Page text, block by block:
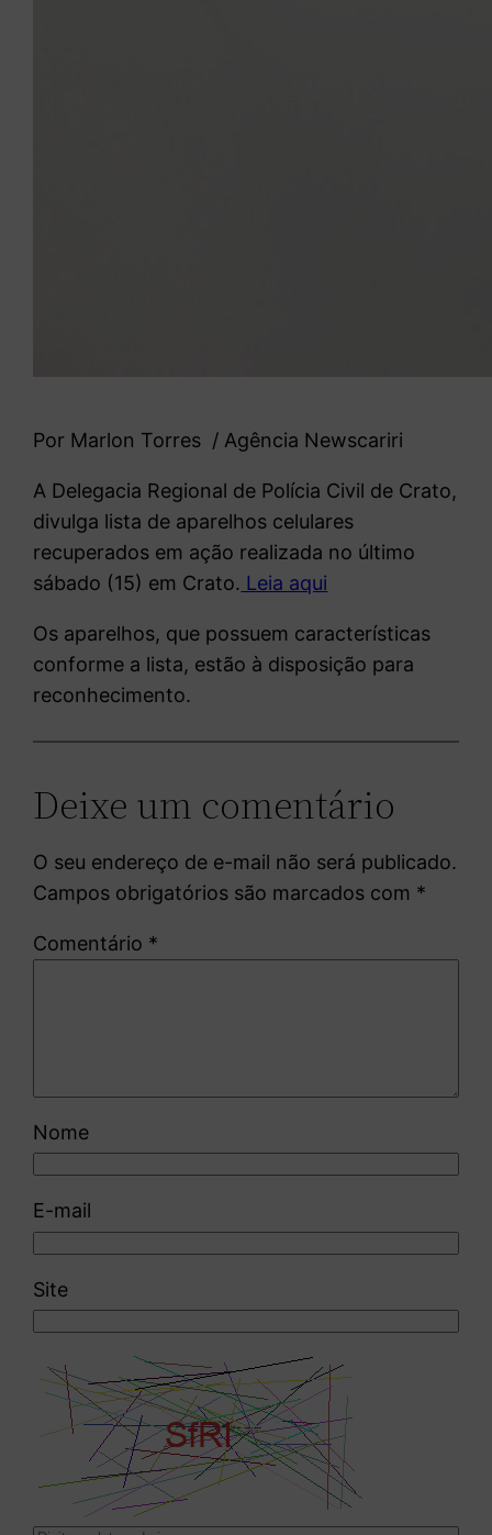
Por Marlon Torres / Agência Newscariri
A Delegacia Regional de Polícia Civil de Crato,
divulga lista de aparelhos celulares
recuperados em ação realizada no último
sábado (15) em Crato. Leia aqui
Os aparelhos, que possuem características
conforme a lista, estão à disposição para
reconhecimento.
Deixe um comentário
O seu endereço de e-mail não será publicado.
Campos obrigatórios são marcados com *
Comentário *
Nome
E-mail
Site